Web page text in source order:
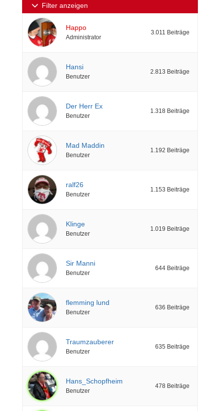
Filter anzeigen
Happo
Administrator
3.011 Beiträge
Hansi
Benutzer
2.813 Beiträge
Der Herr Ex
Benutzer
1.318 Beiträge
Mad Maddin
Benutzer
1.192 Beiträge
ralf26
Benutzer
1.153 Beiträge
Klinge
Benutzer
1.019 Beiträge
Sir Manni
Benutzer
644 Beiträge
flemming lund
Benutzer
636 Beiträge
Traumzauberer
Benutzer
635 Beiträge
Hans_Schopfheim
Benutzer
478 Beiträge